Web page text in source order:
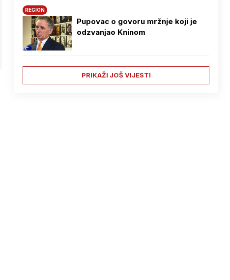
REGION
Pupovac o govoru mržnje koji je
odzvanjao Kninom
PRIKAŽI JOŠ VIJESTI